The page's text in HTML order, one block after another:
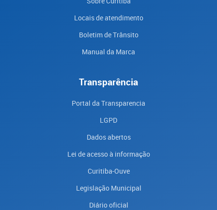
Locais de atendimento
Boletim de Trânsito
Manual da Marca
Transparência
Portal da Transparencia
LGPD
Dados abertos
Lei de acesso à informação
Curitiba-Ouve
Legislação Municipal
Diário oficial